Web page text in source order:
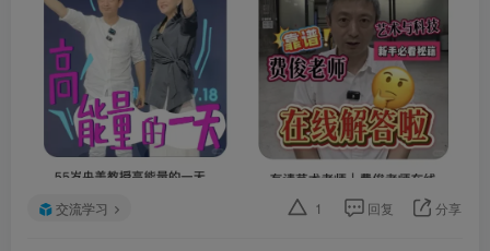
交流学习 1 回复 分享